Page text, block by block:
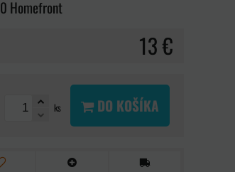
Homefront
13 €
ks DO KOŠÍKA